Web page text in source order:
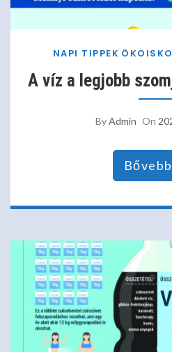
NAPI TIPPEK
A víz a legjobb
ByAdmin On